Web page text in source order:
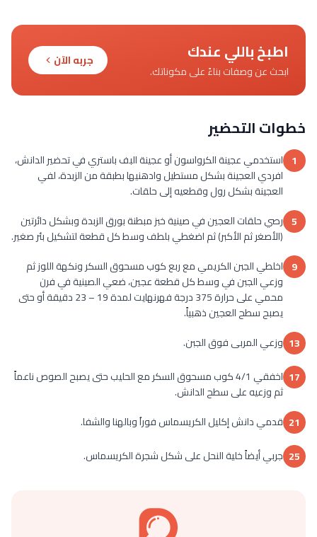
اطبخ باللي عندك
ابحث عن وصفات بناءً على مكوناتك.
جربه الآن
خطوات التحضير
1 استخدمي عجينة الكرواسون أو عجينة البف باستري في تحضير الدانش،
افردي العجينة بشكل مستطيل وادهنيها بطبقة من الزبدة، لفي
العجينة بشكل رول وقطعيه إلى حلقات.
5 رصي حلقات العجين في صينية خبز مبطنة بورق الزبدة وبشكل دائرتين
(الأصغر ثم الأكبر) ثم اضغطي بلطف وسط كل قطعة لتشكيل بئر صغير.
9 اخلطي الجبن الكريمي مع ربع كوب مسحوق السكر ونكهة اللوز ثم
وزعي الجبن في وسط كل قطعة عجين، ضعي الصينية في فرن
محمي على حرارة 375 درجة فهرنهايت لمدة 19 – 23 دقيقة أو حتى
يصبح سطح العجين ذهبياً.
13 وزعي المربى فوق الجبن.
17
اخفقي 4/1 كوب مسحوق السكر مع الحليب حتى يصبح الصوص ناعماً
ثم وزعيه على سطح الدانش.
21 قدمي دانش إكليل الكريسماس فوراُ وبالهنا والشفا.
25 جربي أيضاً خلية النحل على شكل شجرة الكريسماس.